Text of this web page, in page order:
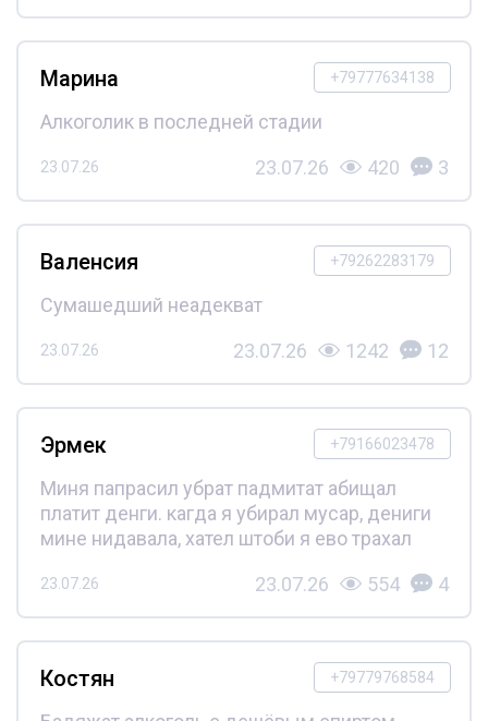
+79777634138
Марина
Алкоголик в последней стадии
23.07.26 23.07.26 420 3
+79262283179
Валенсия
Сумашедший неадекват
23.07.26 23.07.26 1242 12
+79166023478
Эрмек
Миня папрасил убрат падмитат абищал
платит денги. кагда я убирал мусар, дениги
мине нидавала, хател штоби я ево трахал
23.07.26 23.07.26 554 4
+79779768584
Костян